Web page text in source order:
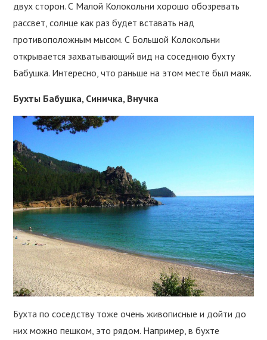
двух сторон. С Малой Колокольни хорошо обозревать
рассвет, солнце как раз будет вставать над
противоположным мысом. С Большой Колокольни
открывается захватывающий вид на соседнюю бухту
Бабушка. Интересно, что раньше на этом месте был маяк.
Бухты Бабушка, Синичка, Внучка
Бухта по соседству тоже очень живописные и дойти до
них можно пешком, это рядом. Например, в бухте